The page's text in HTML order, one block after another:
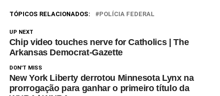
do mercado de automóveis. A
TÓPICOS RELACIONADOS: POLÍCIA FEDERAL
UP NEXT
Chip video touches nerve for Catholics | The
Arkansas Democrat-Gazette
DON'T MISS
New York Liberty derrotou Minnesota Lynx na
prorrogação para ganhar o primeiro título da